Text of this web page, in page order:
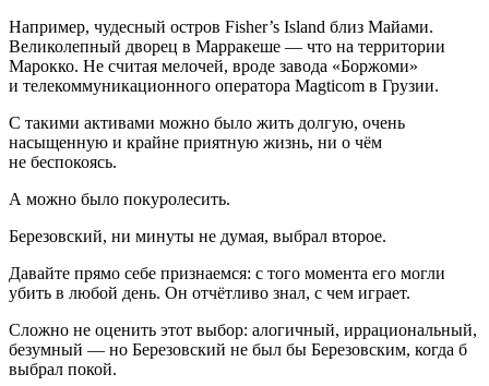
Например, чудесный остров Fisher’s Island близ Майами.
Великолепный дворец в Марракеше — что на территории
Марокко. Не считая мелочей, вроде завода «Боржоми»
и телекоммуникационного оператора Magticom в Грузии.
С такими активами можно было жить долгую, очень
насыщенную и крайне приятную жизнь, ни о чём
не беспокоясь.
А можно было покуролесить.
Березовский, ни минуты не думая, выбрал второе.
Давайте прямо себе признаемся: с того момента его могли
убить в любой день. Он отчётливо знал, с чем играет.
Сложно не оценить этот выбор: алогичный, иррациональный,
безумный — но Березовский не был бы Березовским, когда б
выбрал покой.